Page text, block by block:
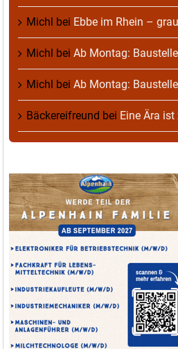
Michl bei Ebbe im Rhein –
Michl bei Ab Montag:
Michl bei Ab Montag:
Bäckereifreund bei Eine Ära